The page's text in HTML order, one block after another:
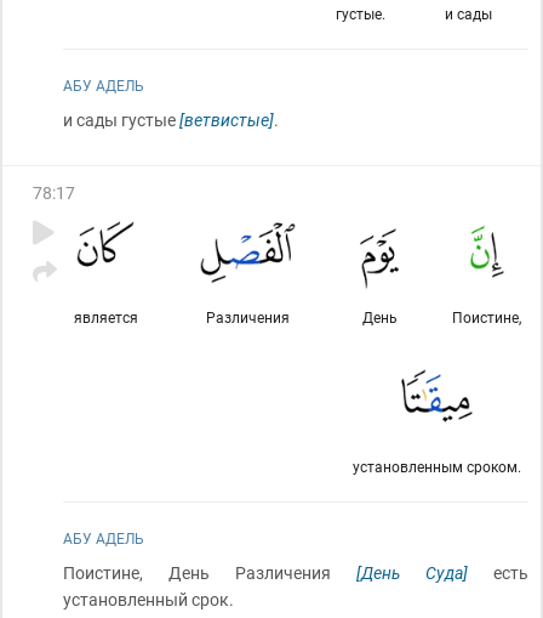
и сады
густые.
АБУ АДЕЛЬ
и сады густые[ветвистые].
78:17
Поистине,
День
Различения
является
установленным сроком.
АБУ АДЕЛЬ
Поистине, День Различения [День Суда] есть
установленный срок.